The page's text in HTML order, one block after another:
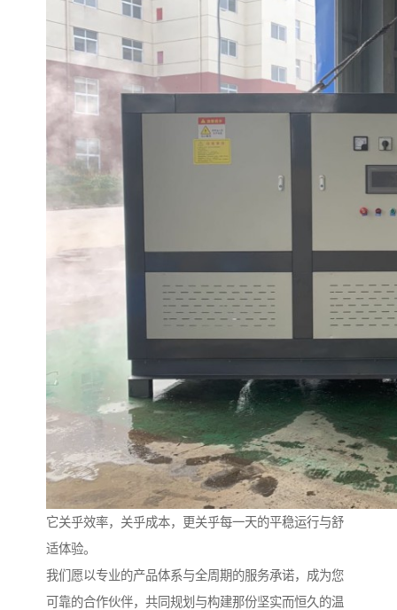
它关乎效率，关乎成本，更关乎每一天的平稳运行与舒
适体验。
我们愿以专业的产品体系与全周期的服务承诺，成为您
可靠的合作伙伴，共同规划与构建那份坚实而恒久的温